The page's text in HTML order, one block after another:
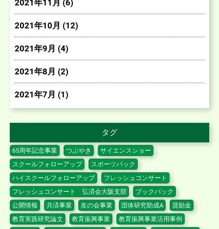
2021年11月 (6)
2021年10月 (12)
2021年9月 (4)
2021年8月 (2)
2021年7月 (1)
タグ
65周年記念事業 つぶやき
サイエンスショー
スクールフォローアップ
スポーツパック
ハイスクールフォローアップ
フレッシュコンサート
フレッシュコンサート 弘済会大阪支部
ブックパック
公開情報
共済事業 友の会事業 団体研究助成A
奨励金
教育実践研究論文
教育振興事業
教育振興事業活用事例